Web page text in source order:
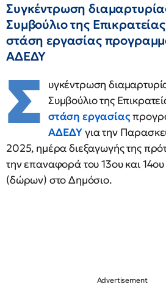
Συγκέντρωση
Συμβούλιο της
στάση εργασίας
ΑΔΕΔΥ
Σ
υγκέντρωση
Συμβούλιο της
στάση εργασίας
ΑΔΕΔΥγια την
2025, ημέρα διεξαγωγής της
την επαναφορά του 13ου και
(δώρων) στο Δημόσιο.